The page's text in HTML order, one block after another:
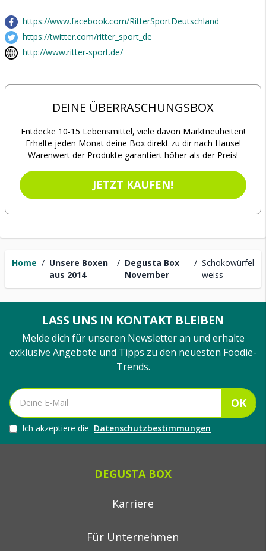
Home / Unsere Boxen
aus 2014
/ Degusta Box
November
/ Schokowürfel
weiss
https://www.facebook.com/RitterSportDeutschland
https://twitter.com/ritter_sport_de
http://www.ritter-sport.de/
DEINE ÜBERRASCHUNGSBOX
Entdecke 10-15 Lebensmittel, viele davon Marktneuheiten!
Erhalte jeden Monat deine Box direkt zu dir nach Hause!
Warenwert der Produkte garantiert höher als der Preis!
JETZT KAUFEN!
LASS UNS IN KONTAKT BLEIBEN
Melde dich für unseren Newsletter an und erhalte
exklusive Angebote und Tipps zu den neuesten Foodie-
Trends.
OK
Ich akzeptiere die Datenschutzbestimmungen
DEGUSTA BOX
Karriere
Für Unternehmen